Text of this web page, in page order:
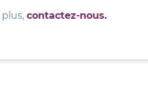
contactez-nous.